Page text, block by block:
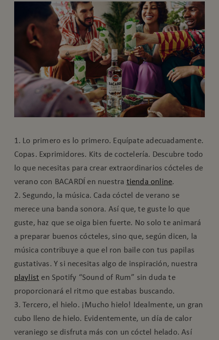
1. Lo primero es lo primero. Equípate adecuadamente.
Copas. Exprimidores. Kits de coctelería. Descubre todo
lo que necesitas para crear extraordinarios cócteles de
verano con BACARDÍ en nuestra tienda online.
2. Segundo, la música. Cada cóctel de verano se
merece una banda sonora. Así que, te guste lo que
guste, haz que se oiga bien fuerte. No solo te animará
a preparar buenos cócteles, sino que, según dicen, la
música contribuye a que el ron baile con tus papilas
gustativas. Y si necesitas algo de inspiración, nuestra
playlist en Spotify “Sound of Rum” sin duda te
proporcionará el ritmo que estabas buscando.
3. Tercero, el hielo. ¡Mucho hielo! Idealmente, un gran
cubo lleno de hielo. Evidentemente, un día de calor
veraniego se disfruta más con un cóctel helado. Así